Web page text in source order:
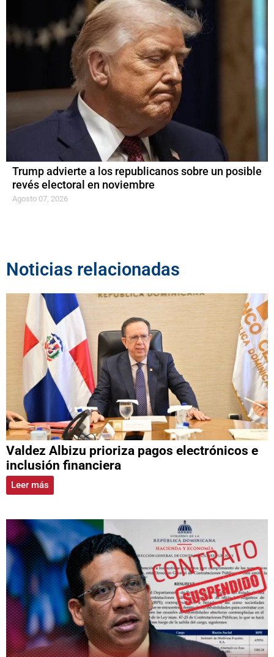
Trump advierte a los republicanos sobre un posible
revés electoral en noviembre
Agosto 07, 2026
Noticias relacionadas
Valdez Albizu prioriza pagos electrónicos e
inclusión financiera
Leer más